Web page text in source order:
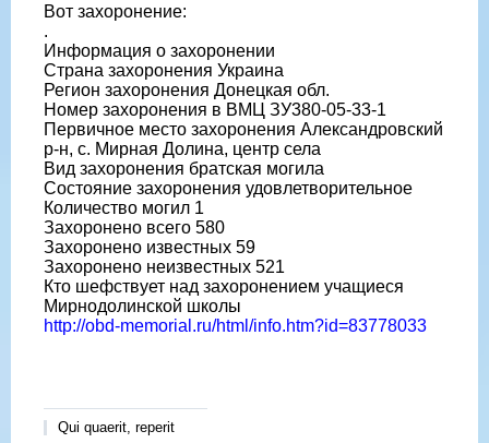
Вот захоронение:
.
Информация о захоронении
Страна захоронения Украина
Регион захоронения Донецкая обл.
Номер захоронения в ВМЦ ЗУ380-05-33-1
Первичное место захоронения Александровский
р-н, с. Мирная Долина, центр села
Вид захоронения братская могила
Состояние захоронения удовлетворительное
Количество могил 1
Захоронено всего 580
Захоронено известных 59
Захоронено неизвестных 521
Кто шефствует над захоронением учащиеся
Мирнодолинской школы
http://obd-memorial.ru/html/info.htm?id=83778033
Qui quaerit, reperit